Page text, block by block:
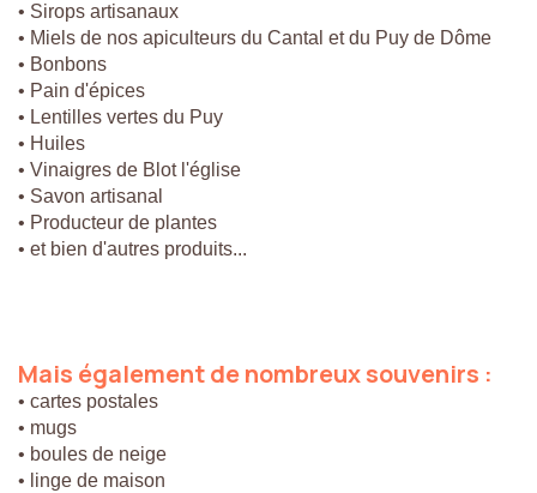
• Sirops artisanaux
• Miels de nos apiculteurs du Cantal et du Puy de Dôme
• Bonbons
• Pain d'épices
• Lentilles vertes du Puy
• Huiles
• Vinaigres de Blot l'église
• Savon artisanal
• Producteur de plantes
• et bien d'autres produits...
Mais égalementdenombreuxsouvenirs :
• cartes postales
• mugs
• boules de neige
• linge de maison